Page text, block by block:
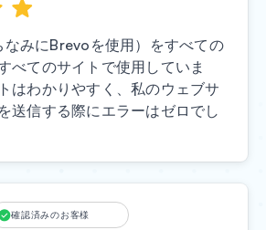
なみにBrevoを使用）をすべての
べてのサイトで使用していま
はわかりやすく、私のウェブサ
送信する際にエラーはゼロでし
確認済みのお客様